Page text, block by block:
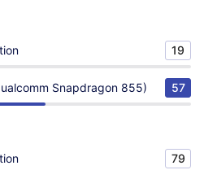
19
Snapdragon 855) 57
79